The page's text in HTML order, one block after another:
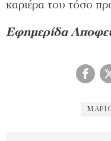
καριέρα του τόσο
Εφημερίδα